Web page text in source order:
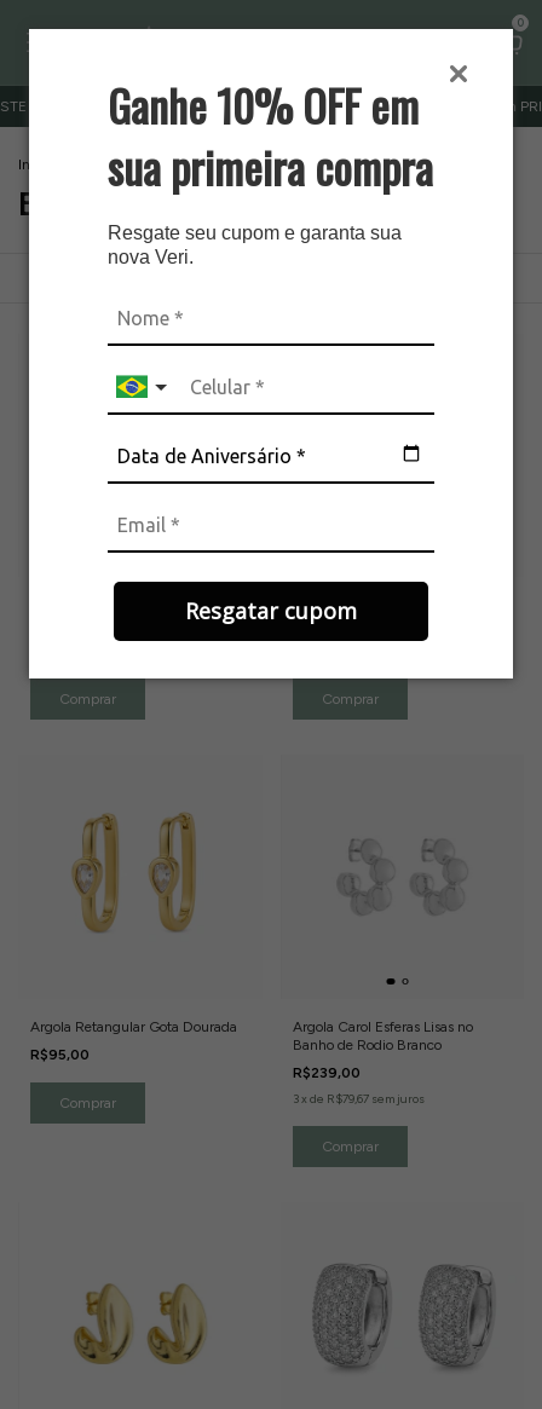
Ganhe 10% OFF em
sua primeira compra
Resgate seu cupom e garanta sua
nova Veri.
Resgatar cupom
0
FRETE GRÁTIS ACIMA DE R$ 379 | OUTRAS REGIÕES R$ 499 cupom
Início Brincos . Brincos Médios
Brincos Médios
Argola Pingente Ponto de Luz
Brinco Círculos Entrelaçados
Pérola Dourado
Argola Retangular Gota Dourada
R$95,00
Argola Carol Esferas Lisas no
Banho de Rodio Branco
R$239,00
3x de R$79,67 sem juros